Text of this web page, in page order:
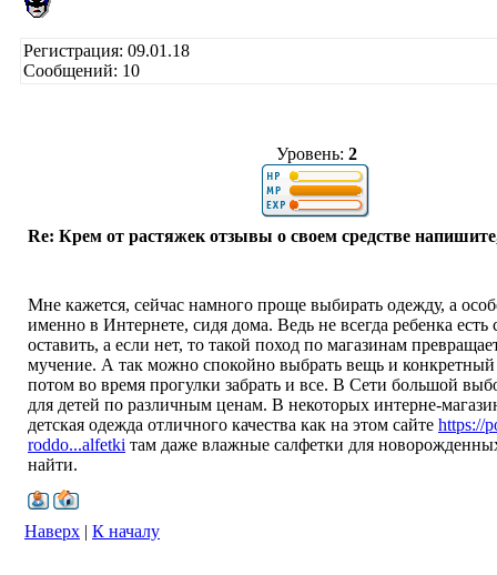
Регистрация: 09.01.18
Сообщений: 10
Уровень: 2
Re: Крем от растяжек отзывы о своем средстве
Мне кажется, сейчас намного проще выбирать одежду, а
именно в Интернете, сидя дома. Ведь не всегда ребенка есть
оставить, а если нет, то такой поход по магазинам
мучение. А так можно спокойно выбрать вещь и конкретный
потом во время прогулки забрать и все. В Сети большой
для детей по различным ценам. В некоторых интерне-
детская одежда отличного качества как на этом сайте https://
roddo...alfetki там даже влажные салфетки для
найти.
Наверх | К началу